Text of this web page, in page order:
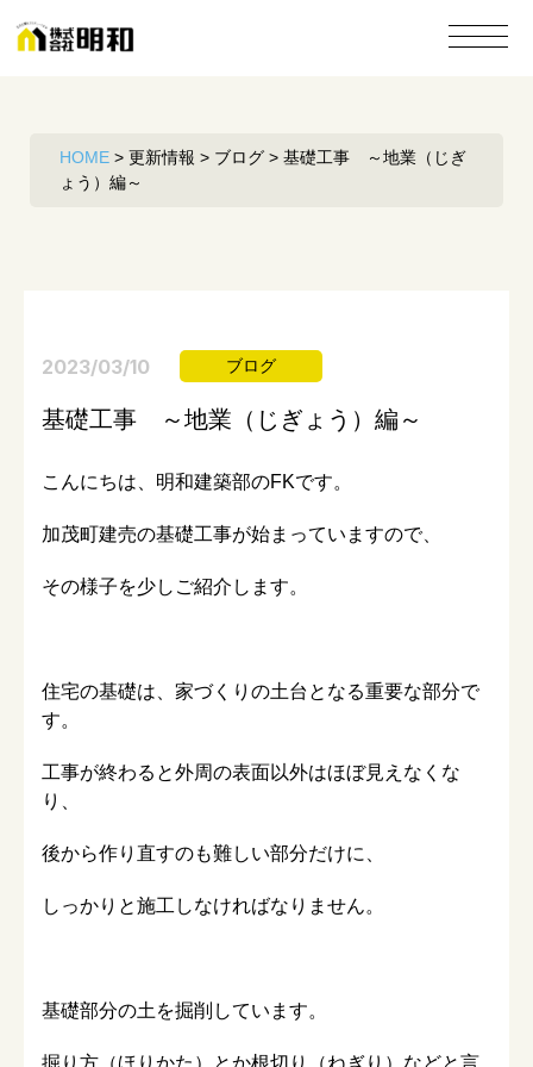
HOME > 更新情報 > ブログ > 基礎工事 ～地業（じぎ
ょう）編～
2023/03/10 ブログ
基礎工事 ～地業（じぎょう）編～
こんにちは、明和建築部のFKです。
加茂町建売の基礎工事が始まっていますので、
その様子を少しご紹介します。
住宅の基礎は、家づくりの土台となる重要な部分で
す。
工事が終わると外周の表面以外はほぼ見えなくな
り、
後から作り直すのも難しい部分だけに、
しっかりと施工しなければなりません。
基礎部分の土を掘削しています。
掘り方（ほりかた）とか根切り（ねぎり）などと言